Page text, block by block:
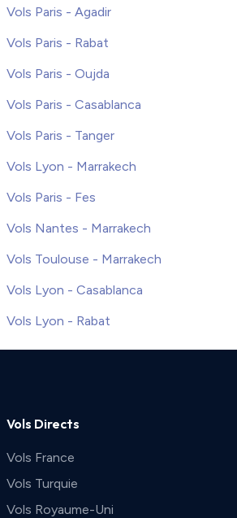
Vols Paris - Agadir
Vols Paris - Rabat
Vols Paris - Oujda
Vols Paris - Casablanca
Vols Paris - Tanger
Vols Lyon - Marrakech
Vols Paris - Fes
Vols Nantes - Marrakech
Vols Toulouse - Marrakech
Vols Lyon - Casablanca
Vols Lyon - Rabat
Vols Directs
Vols France
Vols Turquie
Vols Royaume-Uni